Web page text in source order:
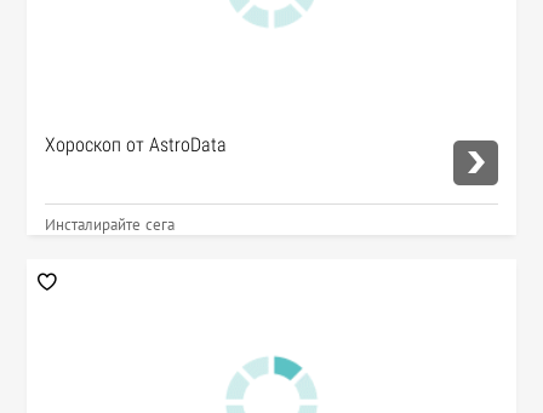
Хороскоп от AstroData
Инсталирайте сега